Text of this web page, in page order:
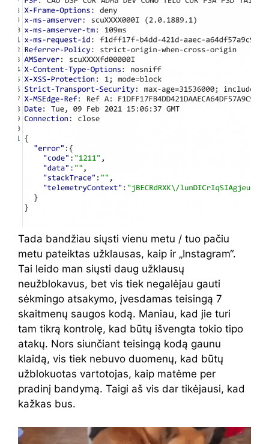
Tada bandžiau siųsti vienu metu / tuo pačiu
metu pateiktas užklausas, kaip ir „Instagram“.
Tai leido man siųsti daug užklausų
neužblokavus, bet vis tiek negalėjau gauti
sėkmingo atsakymo, įvesdamas teisingą 7
skaitmenų saugos kodą. Maniau, kad jie turi
tam tikrą kontrolę, kad būtų išvengta tokio tipo
atakų. Nors siunčiant teisingą kodą gaunu
klaidą, vis tiek nebuvo duomenų, kad būtų
užblokuotas vartotojas, kaip matėme per
pradinį bandymą. Taigi aš vis dar tikėjausi, kad
kažkas bus.